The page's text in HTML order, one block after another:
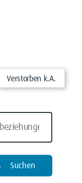
Verstorben k.A.
Suchen